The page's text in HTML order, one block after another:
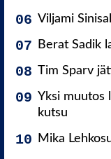
Viljami
Berat Sadik
Tim Sparv
Yksi muutos
kutsu
Mika